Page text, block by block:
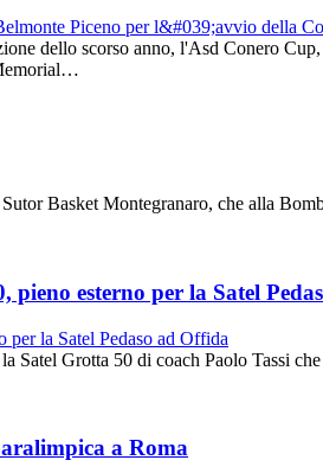
dello scorso anno, l'Asd Conero
Basket Montegranaro, che alla
esterno per la Satel
Grotta 50 di coach Paolo Tassi
a Roma